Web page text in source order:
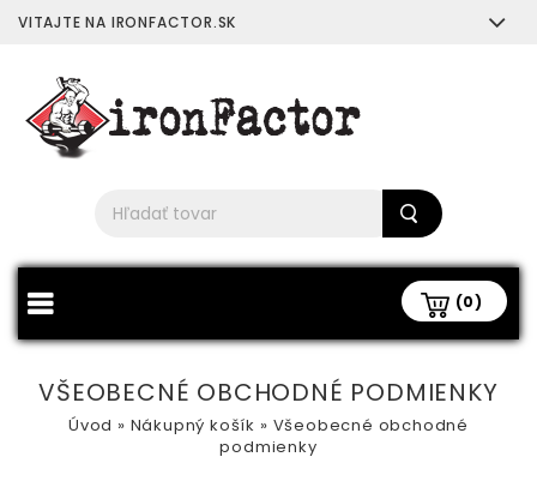
VITAJTE NA IRONFACTOR.SK
(0)
VŠEOBECNÉ OBCHODNÉ PODMIENKY
Úvod » Nákupný košík » Všeobecné obchodné
podmienky